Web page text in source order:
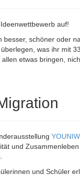
auf!
schöner oder
was ihr mit
etwas bringen,
und
und Schüler